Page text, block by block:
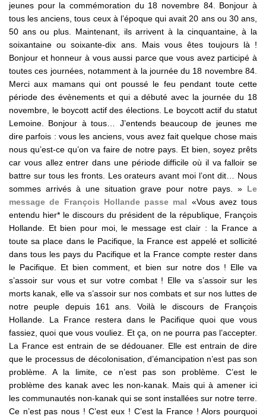
jeunes pour la commémoration du 18 novembre 84. Bonjour à
tous les anciens, tous ceux à l’époque qui avait 20 ans ou 30 ans,
50 ans ou plus. Maintenant, ils arrivent à la cinquantaine, à la
soixantaine ou soixante-dix ans. Mais vous êtes toujours là !
Bonjour et honneur à vous aussi parce que vous avez participé à
toutes ces journées, notamment à la journée du 18 novembre 84.
Merci aux mamans qui ont poussé le feu pendant toute cette
période des évènements et qui a débuté avec la journée du 18
novembre, le boycott actif des élections. Le boycott actif du statut
Lemoine. Bonjour à tous… J’entends beaucoup de jeunes me
dire parfois : vous les anciens, vous avez fait quelque chose mais
nous qu’est-ce qu’on va faire de notre pays. Et bien, soyez prêts
car vous allez entrer dans une période difficile où il va falloir se
battre sur tous les fronts. Les orateurs avant moi l’ont dit… Nous
sommes arrivés à une situation grave pour notre pays. » Le
message de François Hollande passe mal «Vous avez tous
entendu hier* le discours du président de la république, François
Hollande. Et bien pour moi, le message est clair : la France a
toute sa place dans le Pacifique, la France est appelé et sollicité
dans tous les pays du Pacifique et la France compte rester dans
le Pacifique. Et bien comment, et bien sur notre dos ! Elle va
s’assoir sur vous et sur votre combat ! Elle va s’assoir sur les
morts kanak, elle va s’assoir sur nos combats et sur nos luttes de
notre peuple depuis 161 ans. Voilà le discours de François
Hollande. La France restera dans le Pacifique quoi que vous
fassiez, quoi que vous vouliez. Et ça, on ne pourra pas l’accepter.
La France est entrain de se dédouaner. Elle est entrain de dire
que le processus de décolonisation, d’émancipation n’est pas son
problème. A la limite, ce n’est pas son problème. C’est le
problème des kanak avec les non-kanak. Mais qui à amener ici
les communautés non-kanak qui se sont installées sur notre terre.
Ce n’est pas nous ! C’est eux ! C’est la France ! Alors pourquoi